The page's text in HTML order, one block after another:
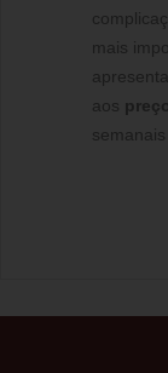
mais
aos
semanais